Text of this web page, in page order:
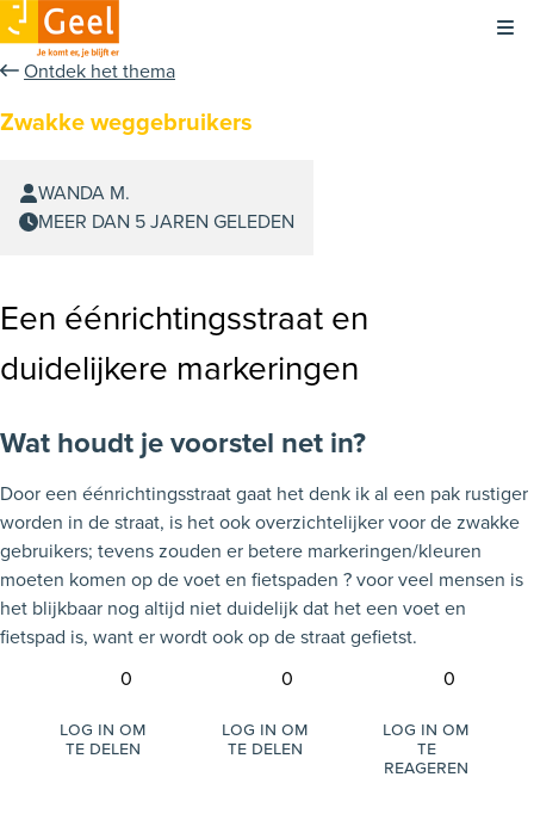
Ontdek het thema
Zwakke weggebruikers
WANDA M.
MEER DAN 5 JAREN GELEDEN
Een éénrichtingsstraat en
duidelijkere markeringen
Wat houdt je voorstel net in?
Door een éénrichtingsstraat gaat het denk ik al een pak rustiger
worden in de straat, is het ook overzichtelijker voor de zwakke
gebruikers; tevens zouden er betere markeringen/kleuren
moeten komen op de voet en fietspaden ? voor veel mensen is
het blijkbaar nog altijd niet duidelijk dat het een voet en
fietspad is, want er wordt ook op de straat gefietst.
0
Log in om
te delen
0
Log in om
te delen
0
Log in om
te
reageren